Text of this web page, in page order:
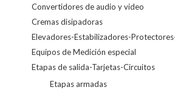
Convertidores de audio y video
Cremas disipadoras
Elevadores-Estabilizadores-
Equipos de Medición especial
Etapas de salida-Tarjetas-Circuitos
Etapas armadas